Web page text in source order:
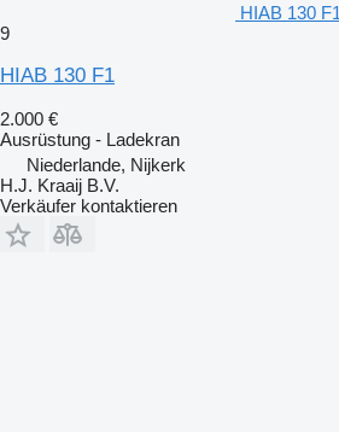
HIAB 130
9
HIAB 130 F1
2.000 €
Ausrüstung - Ladekran
Niederlande, Nijkerk
H.J. Kraaij B.V.
Verkäufer kontaktieren